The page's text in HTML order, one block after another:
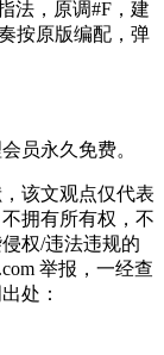
法，原调#F，建
按原版编配，弹
员永久免费。
该文观点仅代表
拥有所有权，不
权/违法违规的
举报，一经查
处：